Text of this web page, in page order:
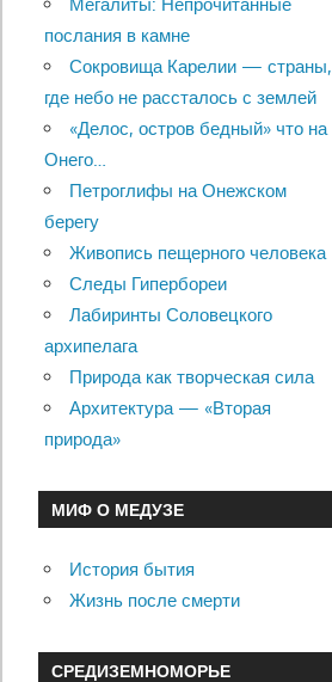
Мегалиты: Непрочитанные
послания в камне
Сокровища Карелии — страны,
где небо не рассталось с землей
«Делос, остров бедный» что на
Онего…
Петроглифы на Онежском
берегу
Живопись пещерного человека
Следы Гипербореи
Лабиринты Соловецкого
архипелага
Природа как творческая сила
Архитектура — «Вторая
природа»
МИФ О МЕДУЗЕ
История бытия
Жизнь после смерти
СРЕДИЗЕМНОМОРЬЕ